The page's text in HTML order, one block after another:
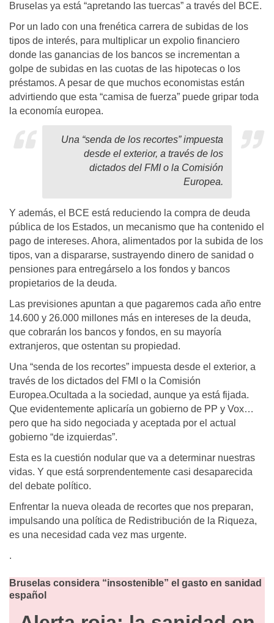
Bruselas ya está “apretando las tuercas” a través del BCE.
Por un lado con una frenética carrera de subidas de los
tipos de interés, para multiplicar un expolio financiero
donde las ganancias de los bancos se incrementan a
golpe de subidas en las cuotas de las hipotecas o los
préstamos. A pesar de que muchos economistas están
advirtiendo que esta “camisa de fuerza” puede gripar toda
la economía europea.
Una “senda de los recortes” impuesta
desde el exterior, a través de los
dictados del FMI o la Comisión
Europea.
Y además, el BCE está reduciendo la compra de deuda
pública de los Estados, un mecanismo que ha contenido el
pago de intereses. Ahora, alimentados por la subida de los
tipos, van a dispararse, sustrayendo dinero de sanidad o
pensiones para entregárselo a los fondos y bancos
propietarios de la deuda.
Las previsiones apuntan a que pagaremos cada año entre
14.600 y 26.000 millones más en intereses de la deuda,
que cobrarán los bancos y fondos, en su mayoría
extranjeros, que ostentan su propiedad.
Una “senda de los recortes” impuesta desde el exterior, a
través de los dictados del FMI o la Comisión
Europea.Ocultada a la sociedad, aunque ya está fijada.
Que evidentemente aplicaría un gobierno de PP y Vox…
pero que ha sido negociada y aceptada por el actual
gobierno “de izquierdas”.
Esta es la cuestión nodular que va a determinar nuestras
vidas. Y que está sorprendentemente casi desaparecida
del debate político.
Enfrentar la nueva oleada de recortes que nos preparan,
impulsando una política de Redistribución de la Riqueza,
es una necesidad cada vez mas urgente.
.
Bruselas considera “insostenible” el gasto en sanidad
español